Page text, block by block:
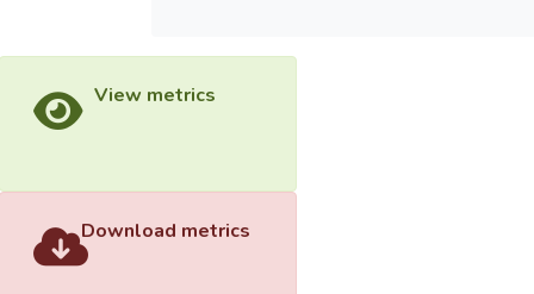
View metrics
Download metrics